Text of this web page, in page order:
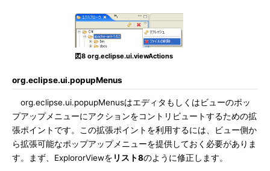
図8 org.eclipse.ui.viewActions
org.eclipse.ui.popupMenus
org.eclipse.ui.popupMenusはエディタもしくはビューのポッ
プアップメニューにアクションをコントリビュートするための拡
張ポイントです。この拡張ポイントを利用するには、ビュー側か
ら拡張可能なポップアップメニューを提供しておく必要がありま
す。まず、ExplororViewを リスト8のように修正します。